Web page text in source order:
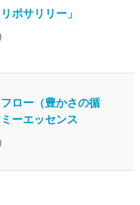
ポサリリー」
ロー（豊かさの循
ーエッセンス